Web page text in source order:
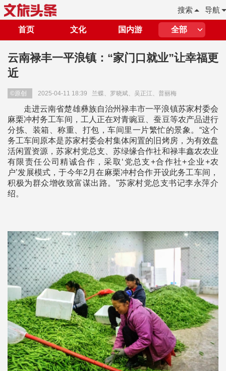
导航
搜索
首页 文化 国内游 全部
云南禄丰一平浪镇：“家门口就业”让幸福更
近
©原创 2025-04-11 18:39 兰蝶、罗晓斌、吴正江、普丽梅
走进云南省楚雄彝族自治州禄丰市一平浪镇苏家村委会
麻栗冲村务工车间，工人正在对青豌豆、蚕豆等农产品进行
分拣、装箱、称重、打包，车间里一片繁忙的景象。“这个
务工车间原本是苏家村委会村集体闲置的旧烤房，为有效盘
活闲置资源，苏家村党总支、苏绿缘合作社和禄丰鑫农农业
有限责任公司精诚合作，采取‘党总支+合作社+企业+农
户’发展模式，于今年2月在麻栗冲村合作开设此务工车间，
积极为群众增收致富谋出路。”苏家村党总支书记李永萍介
绍。